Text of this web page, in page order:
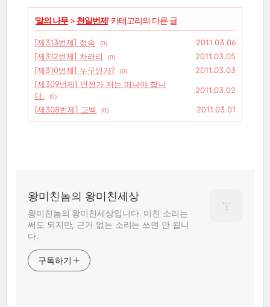
'말의 나무> 천일번제' 카테고리의 다른 글
[제313번제] 접속 (0)
2011.03.06
[제312번제] 차라리
(0)
2011.03.05
[제310번제] 누구인가?
(0)
2011.03.03
[제309번제] 언젠가 저는 떠나야 합니
다.
(0)
2011.03.02
[제308번제] 고백
(0) 2011.03.01
왕미친놈의 왕미친세상
왕미친놈의 왕미친세상입니다. 미친 소리는
써도 되지만, 근거 없는 소리는 쓰면 안 됩니
다.
구독하기